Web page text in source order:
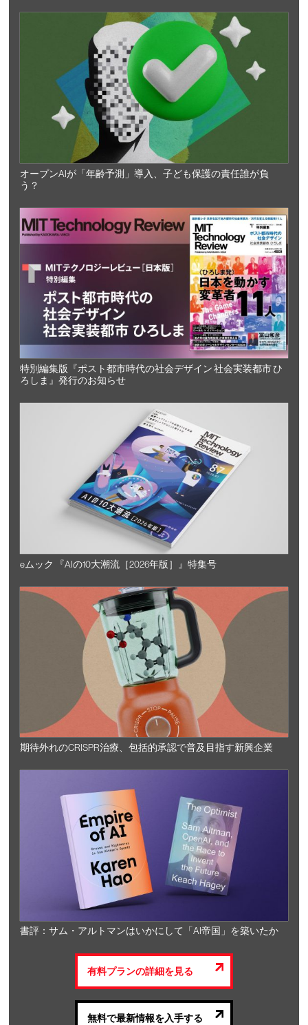
オープンAIが「年齢予測」導入、子ども保護の責任誰が負
う？
特別編集版『ポスト都市時代の社会デザイン 社会実装都市 ひ
ろしま』発行のお知らせ
eムック 『AIの10大潮流［2026年版］』特集号
期待外れのCRISPR治療、包括的承認で普及目指す新興企業
書評：サム・アルトマンはいかにして「AI帝国」を築いたか
有料プランの詳細を見る
無料で最新情報を入手する